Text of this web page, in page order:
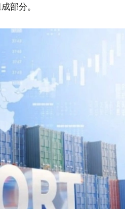
部分。